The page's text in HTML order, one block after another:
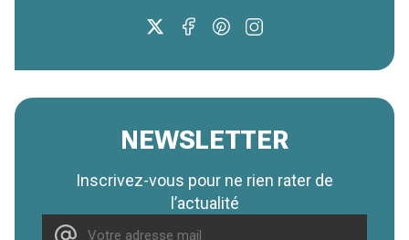
NEWSLETTER
Inscrivez-vous pour ne rien rater de
l’actualité